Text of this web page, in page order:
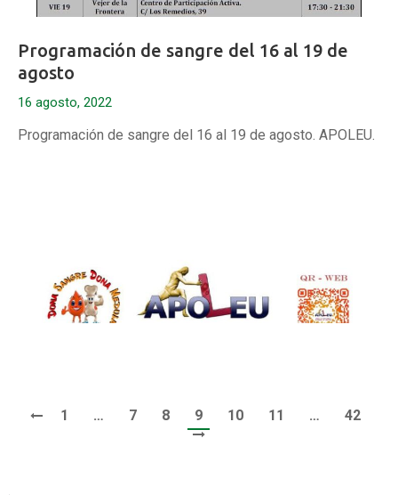
Programación de sangre del 16 al 19 de
agosto
16 agosto, 2022
Programación de sangre del 16 al 19 de agosto. APOLEU.
1 … 7 8 9 10 11 … 42